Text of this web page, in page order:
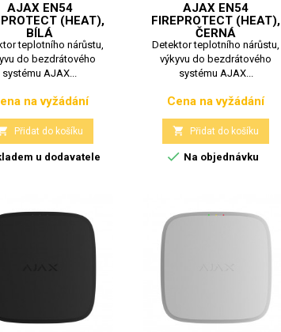
AJAX EN54
(HEAT),
BÍLÁ
teplotního nárůstu,
do bezdrátového
systému AJAX...
Cena
na vyžádání
Přidat do košíku
u dodavatele
AJAX EN54
FIREPROTECT (HEAT),
ČERNÁ
Detektor teplotního nárůstu,
výkyvu do bezdrátového
systému AJAX...
Cena
Cena na vyžádání
 Přidat do košíku
 Na objednávku